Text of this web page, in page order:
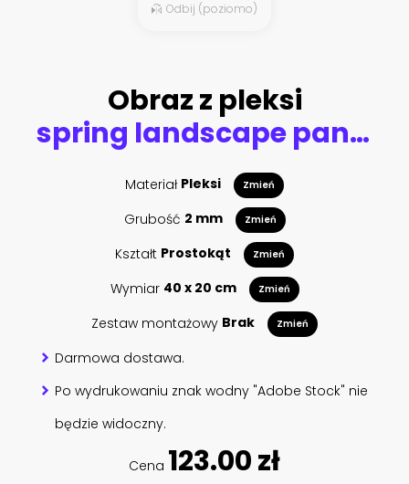
Odbij (poziomo)
Obraz z pleksi
spring landscape panorama with flowering flowers on meadow
Materiał Pleksi Zmień
Grubość 2 mm Zmień
Kształt Prostokąt Zmień
Wymiar 40 x 20 cm Zmień
Zestaw montażowy Brak Zmień
Darmowa dostawa.
Po wydrukowaniu znak wodny "Adobe Stock" nie
będzie widoczny.
Cena 123.00 zł